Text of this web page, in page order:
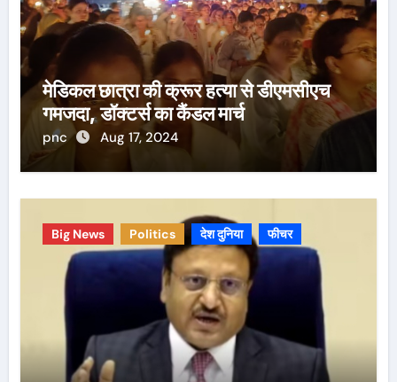
मेडिकल छात्रा की क्रूर हत्या से डीएमसीएच
गमजदा, डॉक्टर्स का कैंडल मार्च
pnc Aug 17, 2024
Big News Politics देश दुनिया फीचर